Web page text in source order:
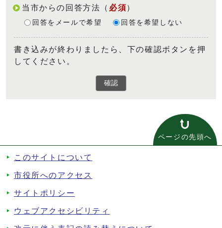
当市からの回答方法 （ 必須）
回答をメールで希望 回答を希望しない
書き込みが終わりましたら、下の確認ボタンを押
してください。
確認
ページの先頭へ
このサイトについて
市役所へのアクセス
サイトポリシー
ウェブアクセシビリティ